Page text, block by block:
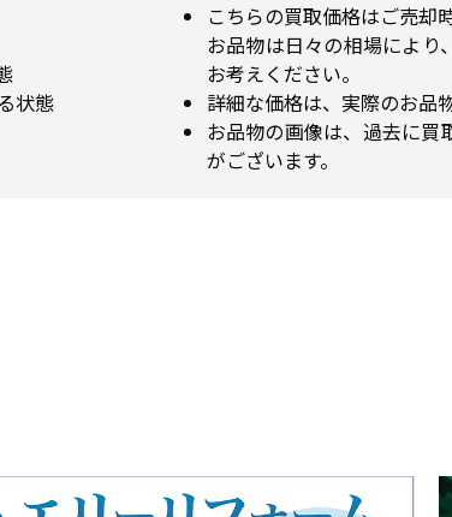
状態
こちらの買取価格はご売却
お品物は日々の相場により
お考えください。
詳細な価格は、実際のお品
お品物の画像は、過去に買
がございます。